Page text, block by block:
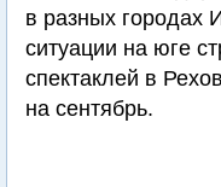
в разных городах
ситуации на юге
спектаклей в
на сентябрь.